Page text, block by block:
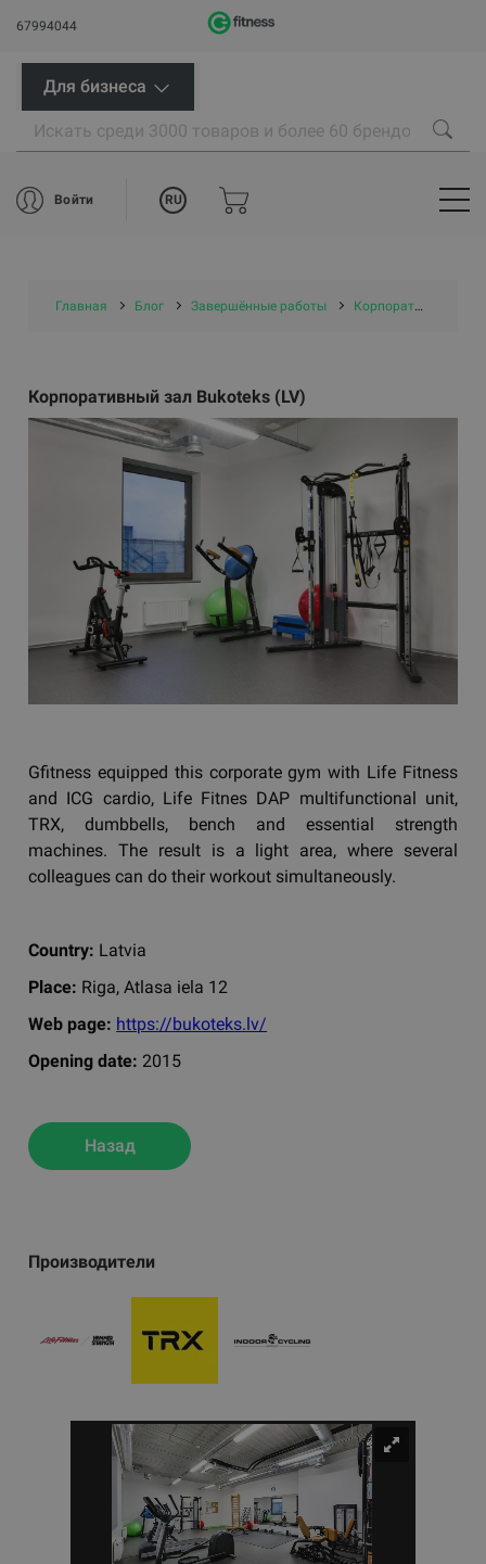
67994044
Для бизнеса
Войти RU
Главная Блог Завершённые работы Корпоративные залы
Производители
Корпоративный зал Bukoteks (LV)
Gfitness equipped this corporate gym with Life Fitness
and ICG cardio, Life Fitnes DAP multifunctional unit,
TRX, dumbbells, bench and essential strength
machines. The result is a light area, where several
colleagues can do their workout simultaneously.
Country: Latvia
Place: Riga, Atlasa iela 12
Web page: https://bukoteks.lv/
Opening date: 2015
Назад